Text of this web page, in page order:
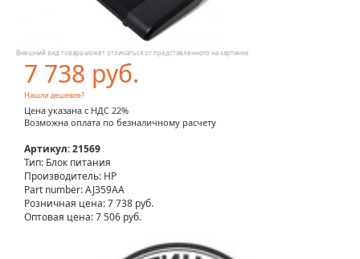
Внешний вид товара может отличаться от представленного на картинке
7 738 руб.
Нашли дешевле?
Цена указана с НДС 22%
Возможна оплата по безналичному расчету
Артикул: 21569
Тип: Блок питания
Производитель: HP
Part number: AJ359AA
Розничная цена:7 738 руб.
Оптовая цена: 7 506 руб.